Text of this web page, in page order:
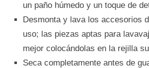
un paño húmedo y un toque de
Desmonta y lava los accesorios
uso; las piezas aptas para
mejor colocándolas en la rejilla
Seca completamente antes de